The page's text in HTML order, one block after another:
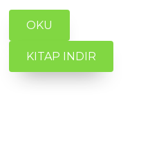
OKU
KITAP INDIR